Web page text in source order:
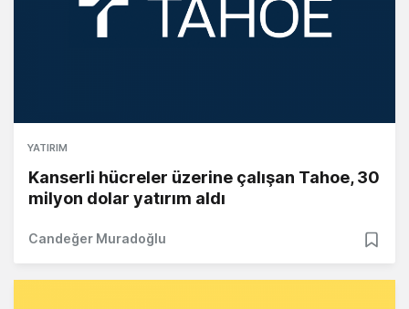
YATIRIM
Kanserli hücreler üzerine çalışan Tahoe, 30
milyon dolar yatırım aldı
Candeğer Muradoğlu